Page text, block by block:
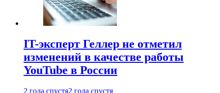
IT-эксперт Геллер не отметил
изменений в качестве работы
YouTube в России
2 года спустя2 года спустя